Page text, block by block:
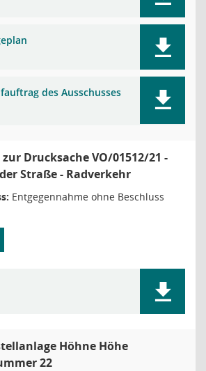
des Ausschusses
Drucksache VO/01512/21 -
Straße - Radverkehr
Entgegennahme ohne Beschluss
Höhne Höhe
22